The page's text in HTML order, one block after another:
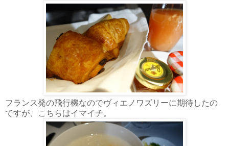
フランス発の飛行機なのでヴィエノワズリーに期待したの
ですが、こちらはイマイチ。